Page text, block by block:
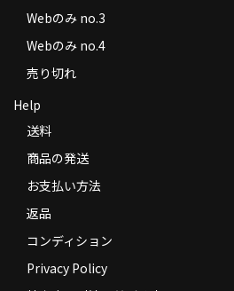
Webのみ no.3
Webのみ no.4
売り切れ
Help
送料
商品の発送
お支払い方法
返品
コンディション
Privacy Policy